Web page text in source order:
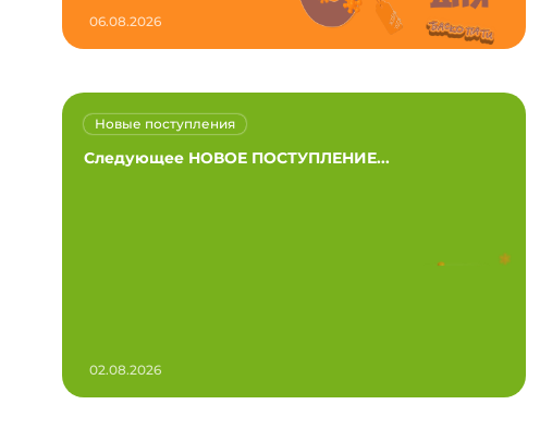
06.08.2026
Следующее НОВОЕ ПОСТУПЛЕНИЕ...
Новые поступления
02.08.2026